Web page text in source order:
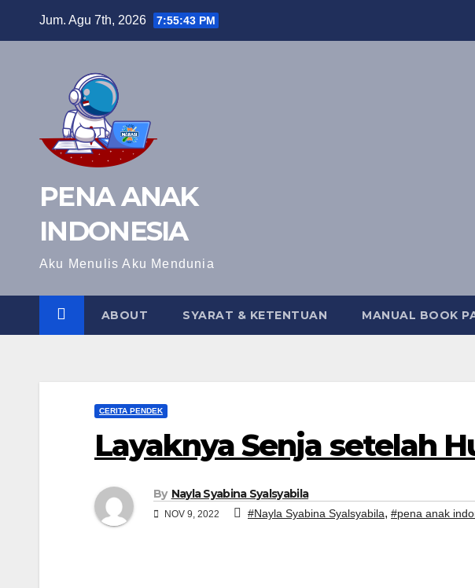
Jum. Agu 7th, 2026 7:55:44 PM
PENA ANAK
INDONESIA
Aku Menulis Aku Mendunia
ABOUT SYARAT & KETENTUAN MANUAL BOOK
CERITA PENDEK
Layaknya Senja setelah
By Nayla Syabina Syalsyabila
NOV 9, 2022 #Nayla Syabina Syalsyabila, #pena anak